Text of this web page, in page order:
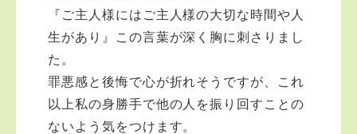
『ご主人様にはご主人様の大切な時間や人
生があり』この言葉が深く胸に刺さりまし
た。
罪悪感と後悔で心が折れそうですが、これ
以上私の身勝手で他の人を振り回すことの
ないよう気をつけます。